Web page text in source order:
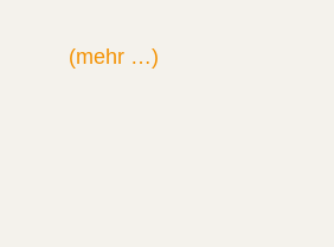
(mehr …)